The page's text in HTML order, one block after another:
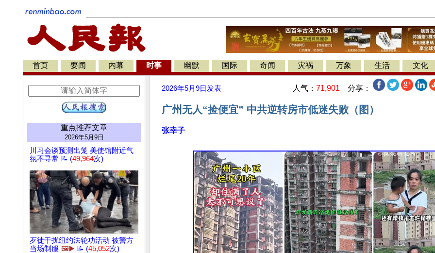
首页 要闻 内幕 时事 幽默 国际 奇闻 灾祸 万象 生活 文化
重点推荐文章
2026年5月9日
川习会谈预测出笼 美使馆附近气
氛不寻常 📝 (49,964次)
歹徒干扰纽约法轮功活动 被警方
当场制服 🖼️▶️ 📝 (45,052次)
2026年5月9日 发表 人气： 71,901 分享：
广州无人“捡便宜” 中共逆转房市低迷失败（图）
张幸子